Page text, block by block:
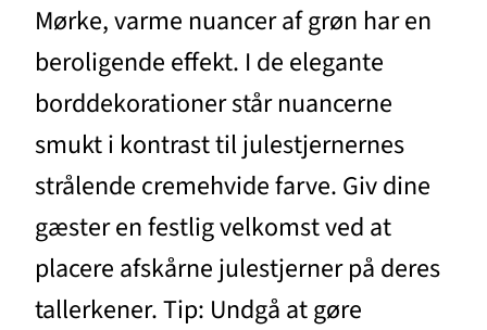
Mørke, varme nuancer af grøn har en
beroligende effekt. I de elegante
borddekorationer står nuancerne
smukt i kontrast til julestjernernes
strålende cremehvide farve. Giv dine
gæster en festlig velkomst ved at
placere afskårne julestjerner på deres
tallerkener. Tip: Undgå at gøre